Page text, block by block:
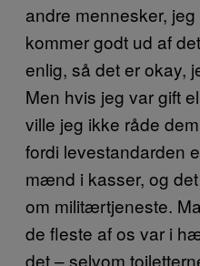
andre mennesker,
kommer godt ud af
enlig, så det er okay,
Men hvis jeg var gift
ville jeg ikke råde
fordi levestandarden
mænd i kasser, og
om militærtjeneste.
de fleste af os var i
det – selvom